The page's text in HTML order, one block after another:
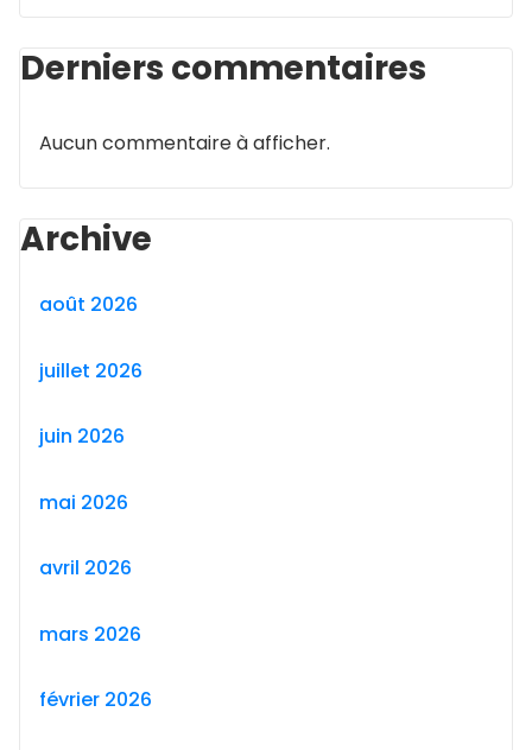
Derniers commentaires
Aucun commentaire à afficher.
Archive
août 2026
juillet 2026
juin 2026
mai 2026
avril 2026
mars 2026
février 2026